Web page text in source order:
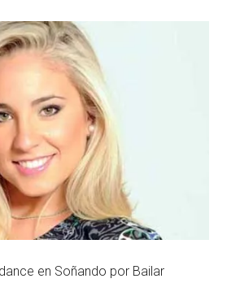
en Soñando por Bailar